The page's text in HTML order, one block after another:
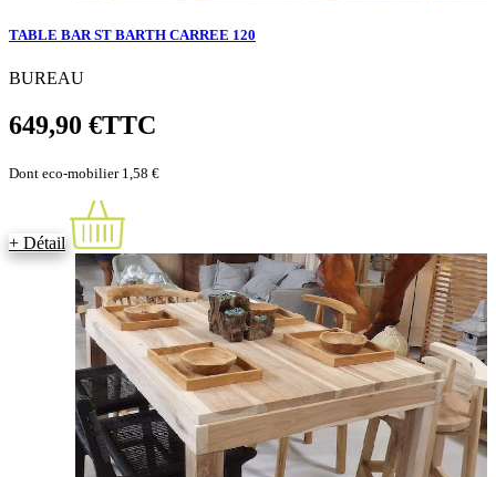
TABLE BAR ST BARTH CARREE 120
BUREAU
649,90 €TTC
Dont eco-mobilier 1,58 €
+ Détail